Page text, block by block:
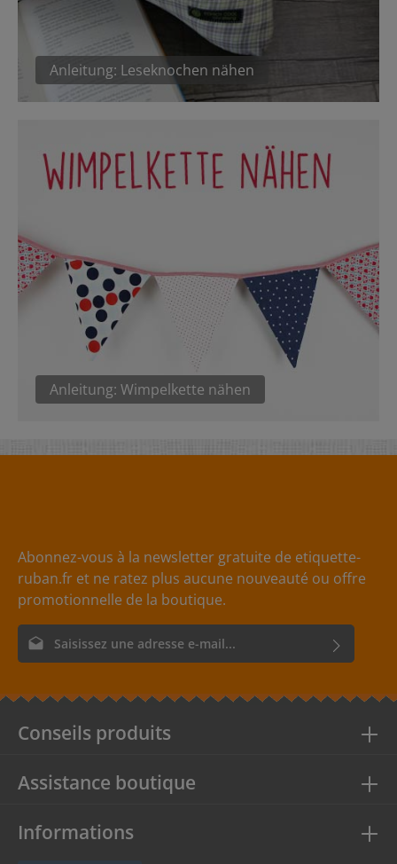
Anleitung: Leseknochen nähen
Anleitung: Wimpelkette nähen
Abonnez-vous à la newsletter gratuite de etiquette-
ruban.fr et ne ratez plus aucune nouveauté ou offre
promotionnelle de la boutique.
Adresse e-mail*
acceptez nos
conditions générales
Conseils produits
Assistance boutique
Informations